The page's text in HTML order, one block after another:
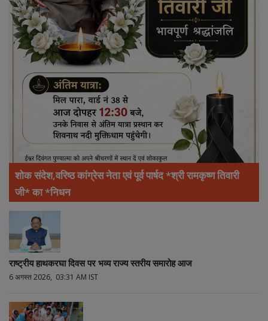
शोक संदेश,वरिष्ठ कांग्रेस नेता एवं पूर्व पार्षद *श्री रामकृष्ण तिवारी
जी* का *निधन
राष्ट्रीय हाथकरघा दिवस पर भव्य राज्य स्तरीय समारोह आज
6 अगस्त 2026, 03:31 AM IST